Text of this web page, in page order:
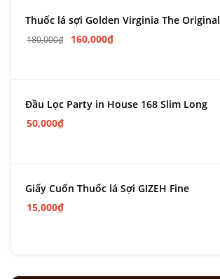
Thuốc lá sợi Golden Virginia The Original
180,000₫ 160,000₫
Đầu Lọc Party in House 168 Slim Long
50,000₫
Giấy Cuốn Thuốc lá Sợi GIZEH Fine
15,000₫